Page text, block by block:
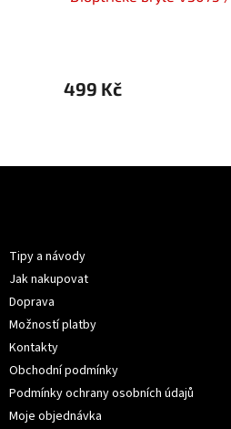
499 Kč
Tipy a návody
Jak nakupovat
Doprava
Možností platby
Kontakty
Obchodní podmínky
Podmínky ochrany osobních údajů
Moje objednávka